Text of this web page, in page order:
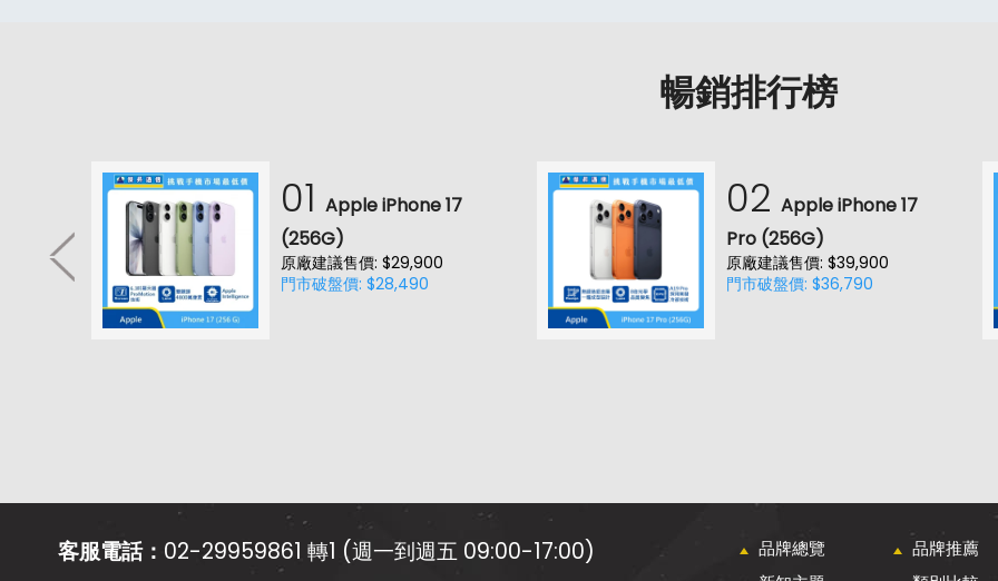
暢銷排行榜
01 Apple iPhone 17
(256G)
原廠建議售價: $29,900
門市破盤價: $28,490
02 Apple iPhone 17
Pro (256G)
原廠建議售價: $39,900
門市破盤價: $36,790
客服電話： 02-29959861 轉1 (週一到週五 09:00-17:00) 品牌總覽
品牌推薦